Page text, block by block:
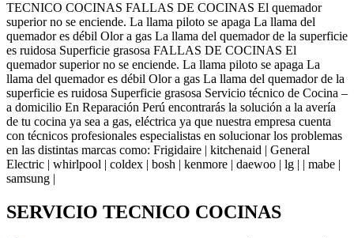
TECNICO COCINAS FALLAS DE COCINAS El quemador
superior no se enciende. La llama piloto se apaga La llama del
quemador es débil Olor a gas La llama del quemador de la superficie
es ruidosa Superficie grasosa FALLAS DE COCINAS El
quemador superior no se enciende. La llama piloto se apaga La
llama del quemador es débil Olor a gas La llama del quemador de la
superficie es ruidosa Superficie grasosa Servicio técnico de Cocina –
a domicilio En Reparación Perú encontrarás la solución a la avería
de tu cocina ya sea a gas, eléctrica ya que nuestra empresa cuenta
con técnicos profesionales especialistas en solucionar los problemas
en las distintas marcas como: Frigidaire | kitchenaid | General
Electric | whirlpool | coldex | bosh | kenmore | daewoo | lg | | mabe |
samsung |
SERVICIO TECNICO COCINAS